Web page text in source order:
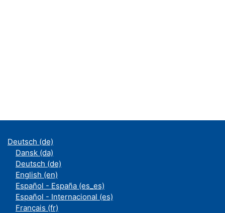
Deutsch ‎(de)‎
Dansk ‎(da)‎
Deutsch ‎(de)‎
English ‎(en)‎
Español - España ‎(es_es)‎
Español - Internacional ‎(es)‎
Français ‎(fr)‎